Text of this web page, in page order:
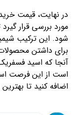
در نهایت، قیمت
مورد بررسی قرار
شود. این ترکیب
برای داشتن
آنجا که اسید
است از این فرصت
اضافه کنید تا